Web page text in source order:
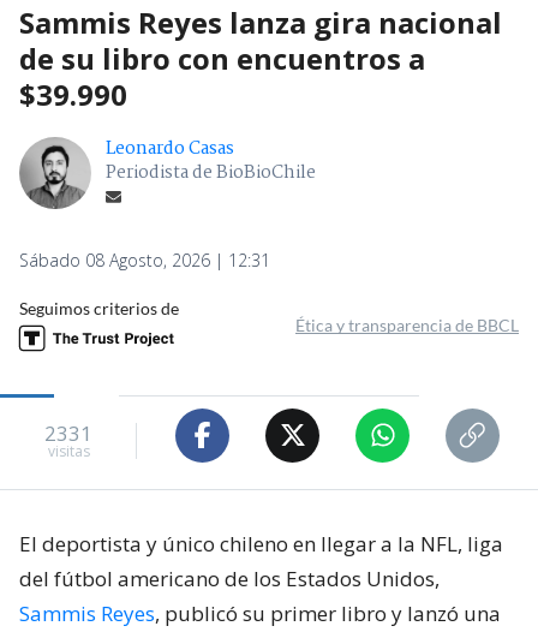
Sammis Reyes lanza gira nacional
de su libro con encuentros a
$39.990
Leonardo Casas
Periodista de BioBioChile
Sábado 08 Agosto, 2026 | 12:31
Seguimos criterios de
Ética y transparencia de BBCL
2331
visitas
El deportista y único chileno en llegar a la NFL, liga
del fútbol americano de los Estados Unidos,
Sammis Reyes, publicó su primer libro y lanzó una